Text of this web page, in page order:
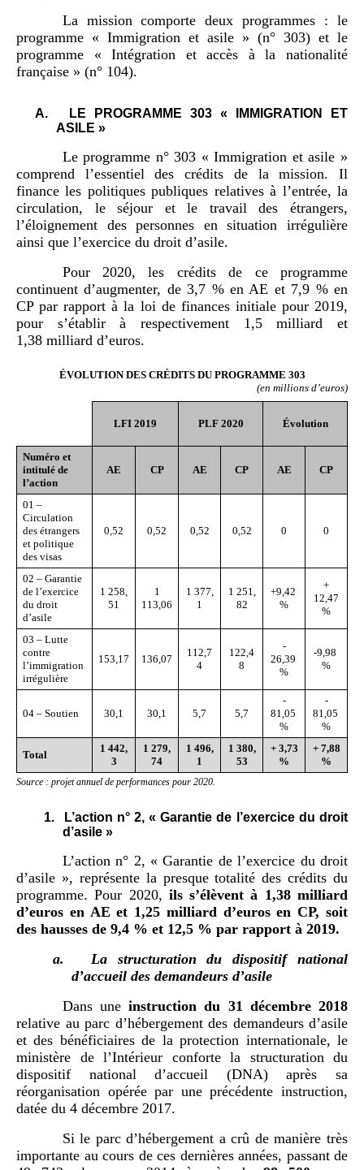
La mission comporte deux programmes : le
programme « Immigration et asile » (n° 303) et le
programme « Intégration et accès à la nationalité
française » (n° 104).
A.
LE PROGRAMME 303 « IMMIGRATION ET
ASILE »
Le programme n° 303 « Immigration et asile »
comprend l’essentiel des crédits de la mission. Il
finance les politiques publiques relatives à l’entrée, la
circulation, le séjour et le travail des étrangers,
l’éloignement des personnes en situation irrégulière
ainsi que l’exercice du droit d’asile.
Pour 2020, les crédits de ce programme
continuent d’augmenter, de 3,7 % en AE et 7,9 % en
CP par rapport à la loi de finances initiale pour 2019,
pour s’établir à respectivement 1,5 milliard et
1,38 milliard d’euros.
ÉVOLUTION DES CRÉDITS DU PROGRAMME 303
(en millions d’euros)
LFI 2019 PLF 2020 Évolution
Numéro et
intitulé de
l’action
AE CP AE CP AE CP
01 –
Circulation
des étrangers
et politique
des visas
0,52 0,52 0,52 0,52 0 0
02 – Garantie
de l’exercice
du droit
d’asile
1 258,
51
1
113,06
1 377,
1
1 251,
82
+9,42
%
+
12,47
%
03 – Lutte
contre
l’immigration
irrégulière
153,17 136,07
112,7
4
122,4
8
-
26,39
%
-9,98
%
04 – Soutien 30,1 30,1 5,7 5,7
-
81,05
%
-
81,05
%
Total
1 442,
3
1 279,
74
1 496,
1
1 380,
53
+ 3,73
%
+ 7,88
%
Source : projetannuel de performances pour 2020.
1.
L’action n° 2, « Garantie de l’exercice du droit
d’asile »
L’action n° 2, « Garantie de l’exercice du droit
d’asile », représente la presque totalité des crédits du
programme. Pour 2020, ilss’élèvent à 1,38 milliard
d’euros en AE et 1,25 milliard d’euros enCP, soit
des hausses de 9,4 % et 12,5 % par rapport à 2019.
a.
La structuration du dispositif national
d’accueil des demandeurs d’asile
Dans uneinstruction du 31 décembre 2018
relative au parc d’hébergement des demandeurs d’asile
et des bénéficiaires de la protection internationale, le
ministère de l’Intérieur conforte la structuration du
dispositif national d’accueil (DNA) après sa
réorganisation opérée par une précédente instruction,
datée du 4 décembre 2017.
Si le parc d’hébergement a crû de manière très
importante au cours de ces dernières années, passant de